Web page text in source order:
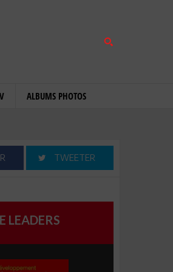
ALBUMS PHOTOS
TWEETER
LEADERS